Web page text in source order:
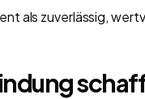
als zuverlässig,